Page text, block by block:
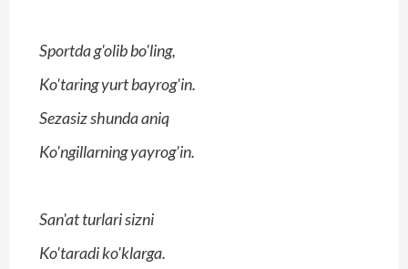
Sportda g'olib bo'ling,
Ko'taring yurt bayrog'in.
Sezasiz shunda aniq
Ko'ngillarning yayrog'in.
San'at turlari sizni
Ko'taradi ko'klarga.